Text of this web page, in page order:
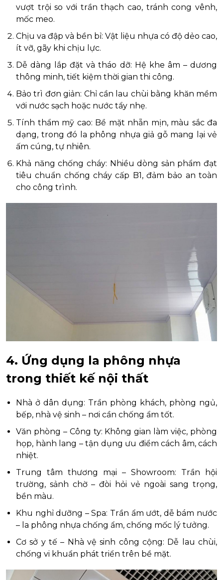
vượt trội so với trần thạch cao, tránh cong vênh,
mốc meo.
Chịu va đập và bền bỉ: Vật liệu nhựa có độ dẻo cao,
ít vỡ, gãy khi chịu lực.
Dễ dàng lắp đặt và tháo dỡ: Hệ khe âm – dương
thông minh, tiết kiệm thời gian thi công.
Bảo trì đơn giản: Chỉ cần lau chùi bằng khăn mềm
với nước sạch hoặc nước tẩy nhẹ.
Tính thẩm mỹ cao: Bề mặt nhẵn mịn, màu sắc đa
dạng, trong đó la phông nhựa giả gỗ mang lại vẻ
ấm cúng, tự nhiên.
Khả năng chống cháy: Nhiều dòng sản phẩm đạt
tiêu chuẩn chống cháy cấp B1, đảm bảo an toàn
cho công trình.
4. Ứng dụng la phông nhựa
trong thiết kế nội thất
Nhà ở dân dụng: Trần phòng khách, phòng ngủ,
bếp, nhà vệ sinh – nơi cần chống ẩm tốt.
Văn phòng – Công ty: Không gian làm việc, phòng
họp, hành lang – tận dụng ưu điểm cách âm, cách
nhiệt.
Trung tâm thương mại – Showroom: Trần hội
trường, sảnh chờ – đòi hỏi vẻ ngoài sang trọng,
bền màu.
Khu nghỉ dưỡng – Spa: Trần ẩm ướt, dễ bám nước
– la phông nhựa chống ẩm, chống mốc lý tưởng.
Cơ sở y tế – Nhà vệ sinh công cộng: Dễ lau chùi,
chống vi khuẩn phát triển trên bề mặt.